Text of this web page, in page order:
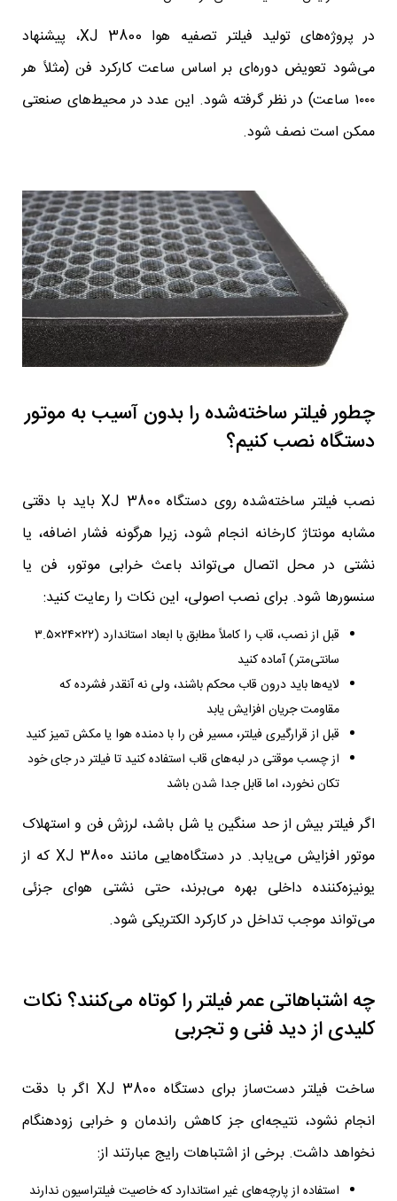
در پروژه‌های تولید فیلتر تصفیه هوا XJ 3800، پیشنهاد
می‌شود تعویض دوره‌ای بر اساس ساعت کارکرد فن (مثلاً هر
۱۰۰۰ ساعت) در نظر گرفته شود. این عدد در محیط‌های صنعتی
ممکن است نصف شود.
چطور فیلتر ساخته‌شده را بدون آسیب به موتور
دستگاه نصب کنیم؟
نصب فیلتر ساخته‌شده روی دستگاه XJ 3800 باید با دقتی
مشابه مونتاژ کارخانه انجام شود، زیرا هرگونه فشار اضافه، یا
نشتی در محل اتصال می‌تواند باعث خرابی موتور، فن یا
سنسورها شود. برای نصب اصولی، این نکات را رعایت کنید:
قبل از نصب، قاب را کاملاً مطابق با ابعاد استاندارد (۲۲×۲۴×۳.۵
سانتی‌متر) آماده کنید
لایه‌ها باید درون قاب محکم باشند، ولی نه آنقدر فشرده که
مقاومت جریان افزایش یابد
قبل از قرارگیری فیلتر، مسیر فن را با دمنده هوا یا مکش تمیز کنید
از چسب موقتی در لبه‌های قاب استفاده کنید تا فیلتر در جای خود
تکان نخورد، اما قابل جدا شدن باشد
اگر فیلتر بیش از حد سنگین یا شل باشد، لرزش فن و استهلاک
موتور افزایش می‌یابد. در دستگاه‌هایی مانند XJ 3800 که از
یونیزه‌کننده داخلی بهره می‌برند، حتی نشتی هوای جزئی
می‌تواند موجب تداخل در کارکرد الکتریکی شود.
چه اشتباهاتی عمر فیلتر را کوتاه می‌کنند؟ نکات
کلیدی از دید فنی و تجربی
ساخت فیلتر دست‌ساز برای دستگاه XJ 3800 اگر با دقت
انجام نشود، نتیجه‌ای جز کاهش راندمان و خرابی زودهنگام
نخواهد داشت. برخی از اشتباهات رایج عبارتند از:
استفاده از پارچه‌های غیر استاندارد که خاصیت فیلتراسیون ندارند